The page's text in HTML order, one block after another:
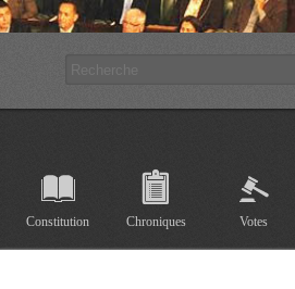
Constitution Chroniques Votes